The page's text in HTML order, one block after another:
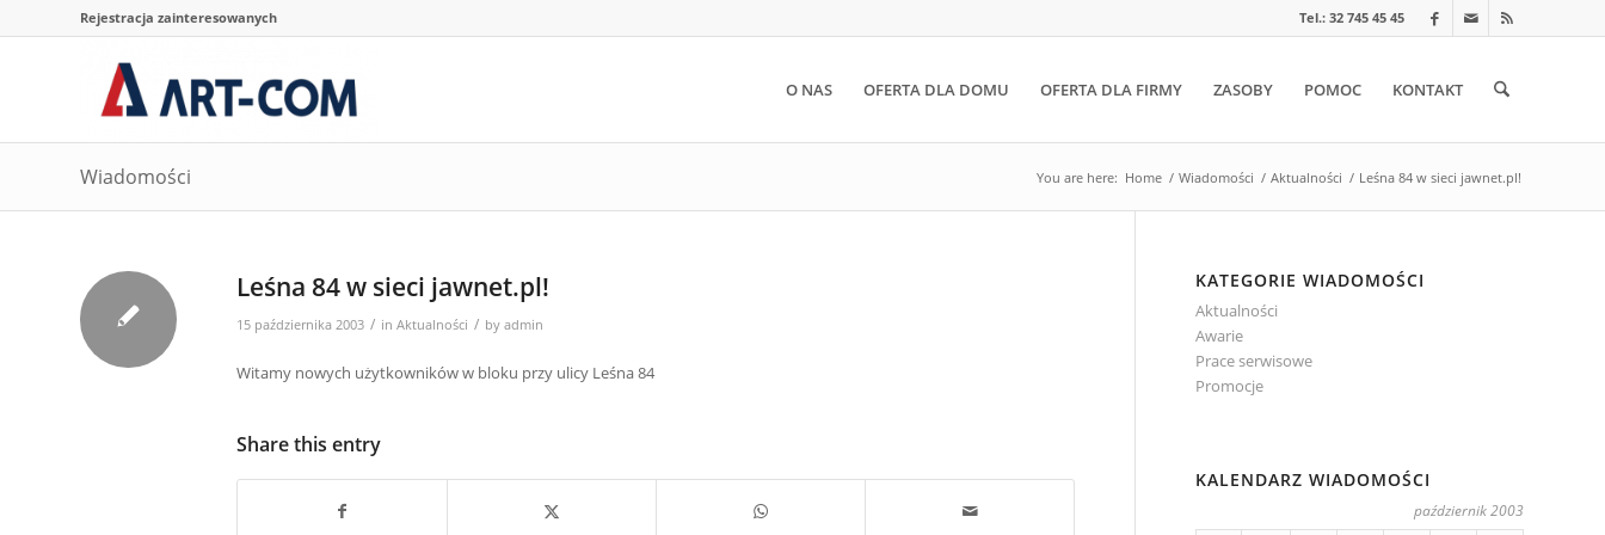
Rejestracja zainteresowanych Tel.: 32 745 45 45
O NAS OFERTA DLA DOMU OFERTA DLA FIRMY ZASOBY POMOC KONTAKT
Wiadomości You are here: Home / Wiadomości / Aktualności / Leśna 84 w sieci jawnet.pl!
Leśna 84 w sieci jawnet.pl!
15 października 2003 / in Aktualności / by admin
Witamy nowych użytkowników w bloku przy ulicy Leśna 84
Share this entry
KATEGORIE WIADOMOŚCI
Aktualności
Awarie
Prace serwisowe
Promocje
KALENDARZ WIADOMOŚCI
październik 2003